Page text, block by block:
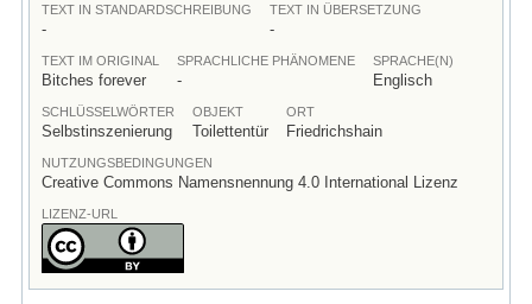
TEXT IN STANDARDSCHREIBUNG
-
TEXT IN ÜBERSETZUNG
-
TEXT IM ORIGINAL
Bitches forever
SPRACHLICHE PHÄNOMENE
-
SPRACHE(N)
Englisch
SCHLÜSSELWÖRTER
Selbstinszenierung
OBJEKT
Toilettentür
ORT
Friedrichshain
NUTZUNGSBEDINGUNGEN
Creative Commons Namensnennung 4.0 International Lizenz
LIZENZ-URL